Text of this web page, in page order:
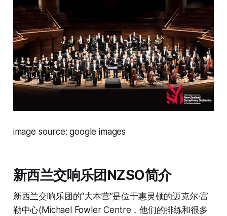
image source: google images
新西兰交响乐团NZSO简介
新西兰交响乐团的“大本营”是位于惠灵顿的迈克尔·富
勒中心(Michael Fowler Centre，他们的排练和很多